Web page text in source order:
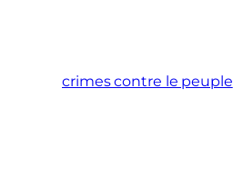
crimes contre le peuple